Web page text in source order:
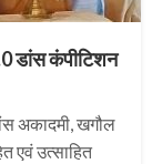
डांस कंपीटिशन
अकादमी, खगौल
एवं उत्साहित